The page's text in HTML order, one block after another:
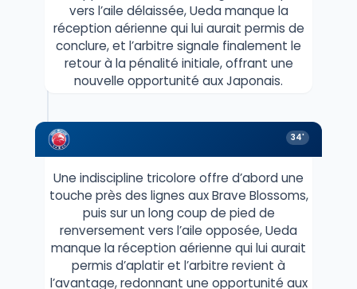
vers l’aile délaissée, Ueda manque la
réception aérienne qui lui aurait permis de
conclure, et l’arbitre signale finalement le
retour à la pénalité initiale, offrant une
nouvelle opportunité aux Japonais.
34'
Une indiscipline tricolore offre d’abord une
touche près des lignes aux Brave Blossoms,
puis sur un long coup de pied de
renversement vers l’aile opposée, Ueda
manque la réception aérienne qui lui aurait
permis d’aplatir et l’arbitre revient à
l’avantage, redonnant une opportunité aux